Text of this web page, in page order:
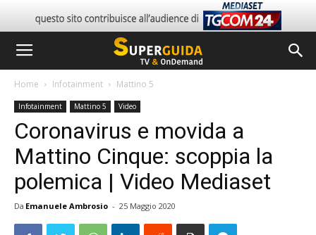
Home Infotainment Mattino 5
Infotainment Mattino 5 Video
Coronavirus e movida a
Mattino Cinque: scoppia la
polemica | Video Mediaset
Da Emanuele Ambrosio - 25 Maggio 2020